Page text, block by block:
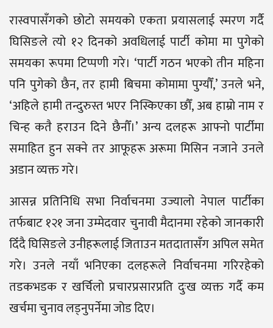
रास्वपासँगको छोटो समयको एकता प्रयासलाई स्मरण गर्दै
घिसिङले त्यो १२ दिनको अवधिलाई पार्टी कोमा मा पुगेको
समयका रूपमा टिप्पणी गरे। ‘पार्टी गठन भएको तीन महिना
पनि पुगेको छैन, तर हामी बिचमा कोमामा पुग्यौँ,’ उनले भने,
‘अहिले हामी तन्दुरुस्त भएर निस्किएका छौँ, अब हाम्रो नाम र
चिन्ह कतै हराउन दिने छैनौँ।’ अन्य दलहरू आफ्नो पार्टीमा
समाहित हुन सक्ने तर आफूहरू अरूमा मिसिन नजाने उनले
अडान व्यक्त गरे।
आसन्न प्रतिनिधि सभा निर्वाचनमा उज्यालो नेपाल पार्टीका
तर्फबाट १२१ जना उम्मेदवार चुनावी मैदानमा रहेको जानकारी
दिँदै घिसिङले उनीहरूलाई जिताउन मतदातासँग अपिल समेत
गरे। उनले नयाँ भनिएका दलहरूले निर्वाचनमा गरिरहेको
तडकभडक र खर्चिलो प्रचारप्रसारप्रति दुःख व्यक्त गर्दै कम
खर्चमा चुनाव लड्नुपर्नेमा जोड दिए।